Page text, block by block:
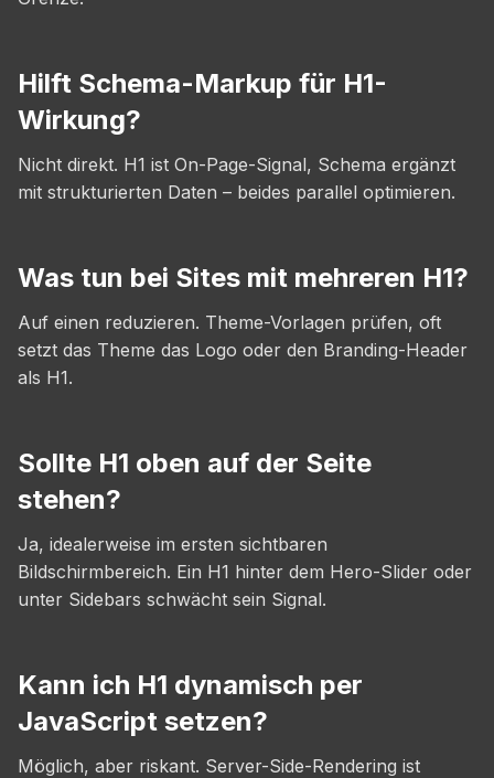
Hilft Schema-Markup für H1-
Wirkung?
Nicht direkt. H1 ist On-Page-Signal, Schema ergänzt
mit strukturierten Daten – beides parallel optimieren.
Was tun bei Sites mit mehreren H1?
Auf einen reduzieren. Theme-Vorlagen prüfen, oft
setzt das Theme das Logo oder den Branding-Header
als H1.
Sollte H1 oben auf der Seite
stehen?
Ja, idealerweise im ersten sichtbaren
Bildschirmbereich. Ein H1 hinter dem Hero-Slider oder
unter Sidebars schwächt sein Signal.
Kann ich H1 dynamisch per
JavaScript setzen?
Möglich, aber riskant. Server-Side-Rendering ist